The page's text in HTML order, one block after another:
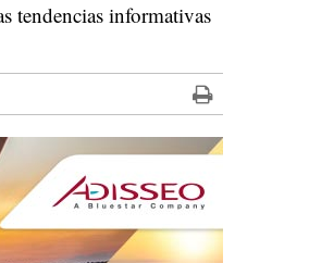
tendencias informativas